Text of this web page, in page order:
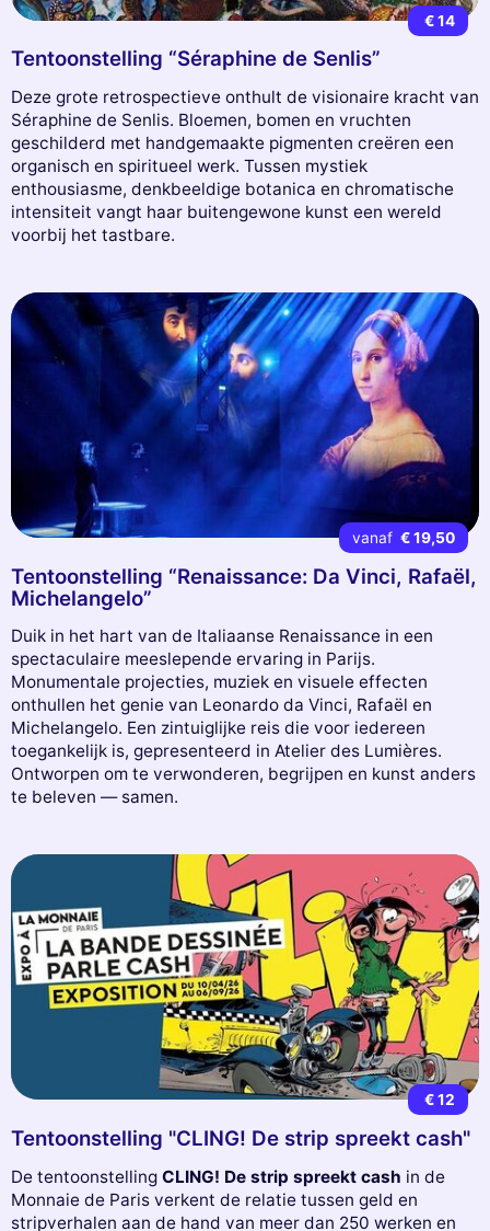
€ 14
Tentoonstelling “Séraphine de Senlis”
Deze grote retrospectieve onthult de visionaire kracht van
Séraphine de Senlis. Bloemen, bomen en vruchten
geschilderd met handgemaakte pigmenten creëren een
organisch en spiritueel werk. Tussen mystiek
enthousiasme, denkbeeldige botanica en chromatische
intensiteit vangt haar buitengewone kunst een wereld
voorbij het tastbare.
vanaf € 19,50
Tentoonstelling “Renaissance: Da Vinci, Rafaël,
Michelangelo”
Duik in het hart van de Italiaanse Renaissance in een
spectaculaire meeslepende ervaring in Parijs.
Monumentale projecties, muziek en visuele effecten
onthullen het genie van Leonardo da Vinci, Rafaël en
Michelangelo. Een zintuiglijke reis die voor iedereen
toegankelijk is, gepresenteerd in Atelier des Lumières.
Ontworpen om te verwonderen, begrijpen en kunst anders
te beleven — samen.
€ 12
Tentoonstelling "CLING! De strip spreekt cash"
De tentoonstelling CLING! De strip spreekt cash in de
Monnaie de Paris verkent de relatie tussen geld en
stripverhalen aan de hand van meer dan 250 werken en